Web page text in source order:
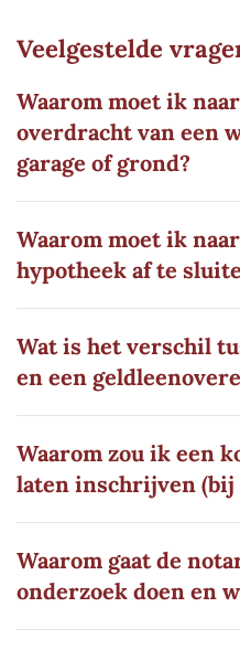
Veelgestelde
Waarom moet ik
overdracht van een
garage of grond?
Waarom moet ik
hypotheek af te
Wat is het verschil
en een
Waarom zou ik een
laten inschrijven (bij
Waarom gaat de
onderzoek doen en